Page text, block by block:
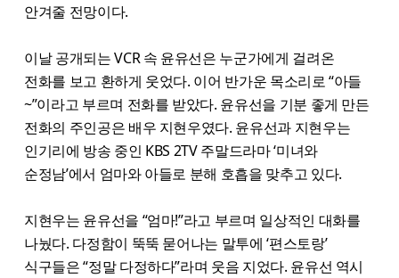
안겨줄 전망이다.
이날 공개되는 VCR 속 윤유선은 누군가에게 걸려온
전화를 보고 환하게 웃었다. 이어 반가운 목소리로 “아들
~”이라고 부르며 전화를 받았다. 윤유선을 기분 좋게 만든
전화의 주인공은 배우 지현우였다. 윤유선과 지현우는
인기리에 방송 중인 KBS 2TV 주말드라마 ‘미녀와
순정남’에서 엄마와 아들로 분해 호흡을 맞추고 있다.
지현우는 윤유선을 “엄마!”라고 부르며 일상적인 대화를
나눴다. 다정함이 뚝뚝 묻어나는 말투에 ‘편스토랑’
식구들은 “정말 다정하다”라며 웃음 지었다. 윤유선 역시